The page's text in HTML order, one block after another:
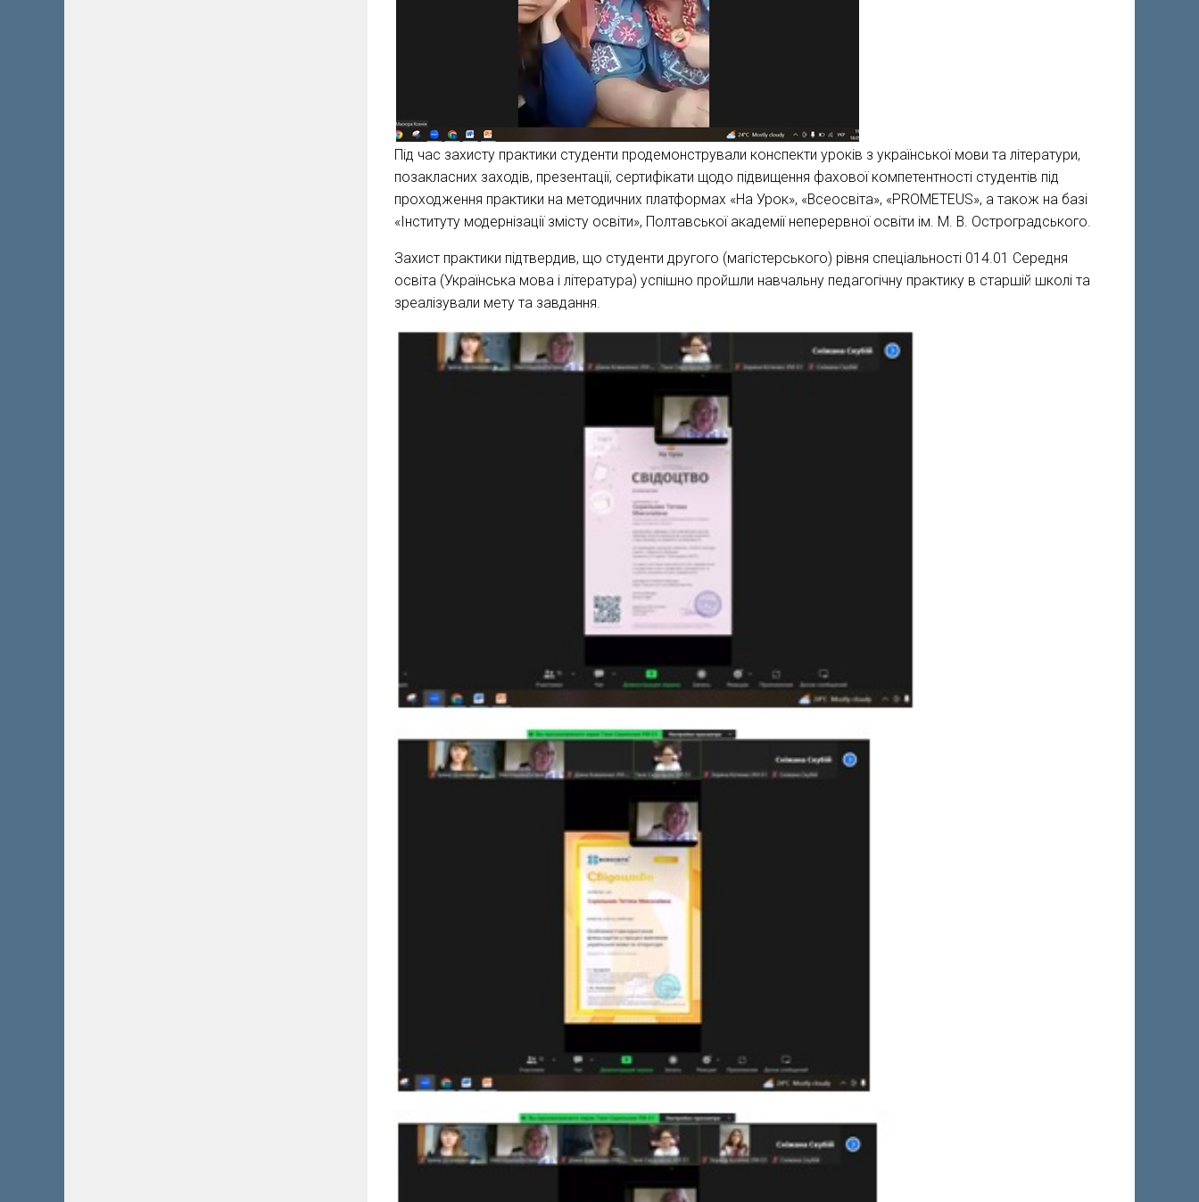
Під час захисту практики студенти продемонстрували конспекти уроків з української мови та літератури,
позакласних заходів, презентації, сертифікати щодо підвищення фахової компетентності студентів під
проходження практики на методичних платформах «На Урок», «Всеосвіта», «PROMETEUS», а також на базі
«Інституту модернізації змісту освіти», Полтавської академії неперервної освіти ім. М. В. Остроградського.
Захист практики підтвердив, що студенти другого (магістерського) рівня спеціальності 014.01 Середня
освіта (Українська мова і література) успішно пройшли навчальну педагогічну практику в старшій школі та
зреалізували мету та завдання.